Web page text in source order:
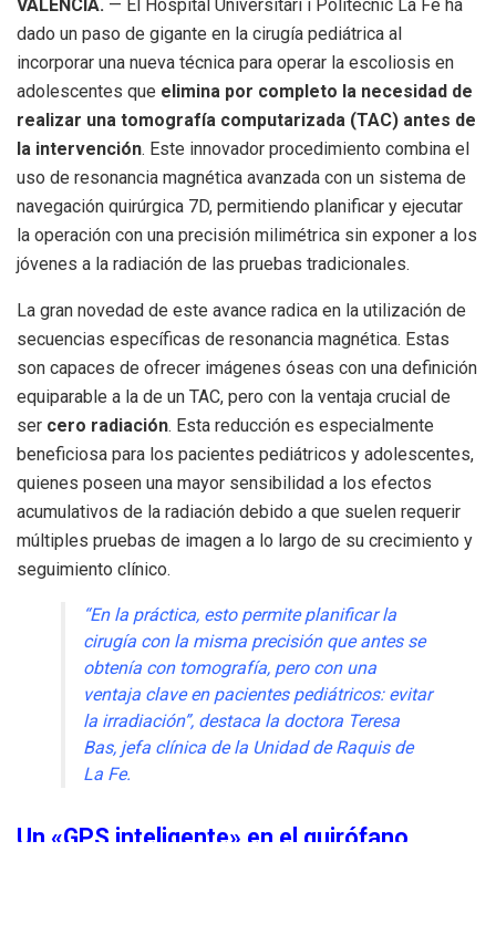
VALENCIA. — El Hospital Universitari i Politècnic La Fe ha
dado un paso de gigante en la cirugía pediátrica al
incorporar una nueva técnica para operar la escoliosis en
adolescentes que elimina por completo la necesidad de
realizar una tomografía computarizada (TAC) antes de
la intervención. Este innovador procedimiento combina el
uso de resonancia magnética avanzada con un sistema de
navegación quirúrgica 7D, permitiendo planificar y ejecutar
la operación con una precisión milimétrica sin exponer a los
jóvenes a la radiación de las pruebas tradicionales.
La gran novedad de este avance radica en la utilización de
secuencias específicas de resonancia magnética. Estas
son capaces de ofrecer imágenes óseas con una definición
equiparable a la de un TAC, pero con la ventaja crucial de
ser cero radiación. Esta reducción es especialmente
beneficiosa para los pacientes pediátricos y adolescentes,
quienes poseen una mayor sensibilidad a los efectos
acumulativos de la radiación debido a que suelen requerir
múltiples pruebas de imagen a lo largo de su crecimiento y
seguimiento clínico.
“En la práctica, esto permite planificar la
cirugía con la misma precisión que antes se
obtenía con tomografía, pero con una
ventaja clave en pacientes pediátricos: evitar
la irradiación”, destaca la doctora Teresa
Bas, jefa clínica de la Unidad de Raquis de
La Fe.
Un «GPS inteligente» en el quirófano